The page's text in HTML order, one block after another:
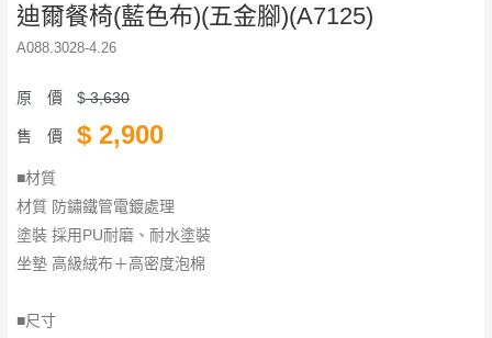
迪爾餐椅(藍色布)(五金腳)(A7125)
A088.3028-4.26
原 價 $3,630
售 價 $ 2,900
■材質
材質 防鏽鐵管電鍍處理
塗裝 採用PU耐磨、耐水塗裝
坐墊 高級絨布＋高密度泡棉
■尺寸